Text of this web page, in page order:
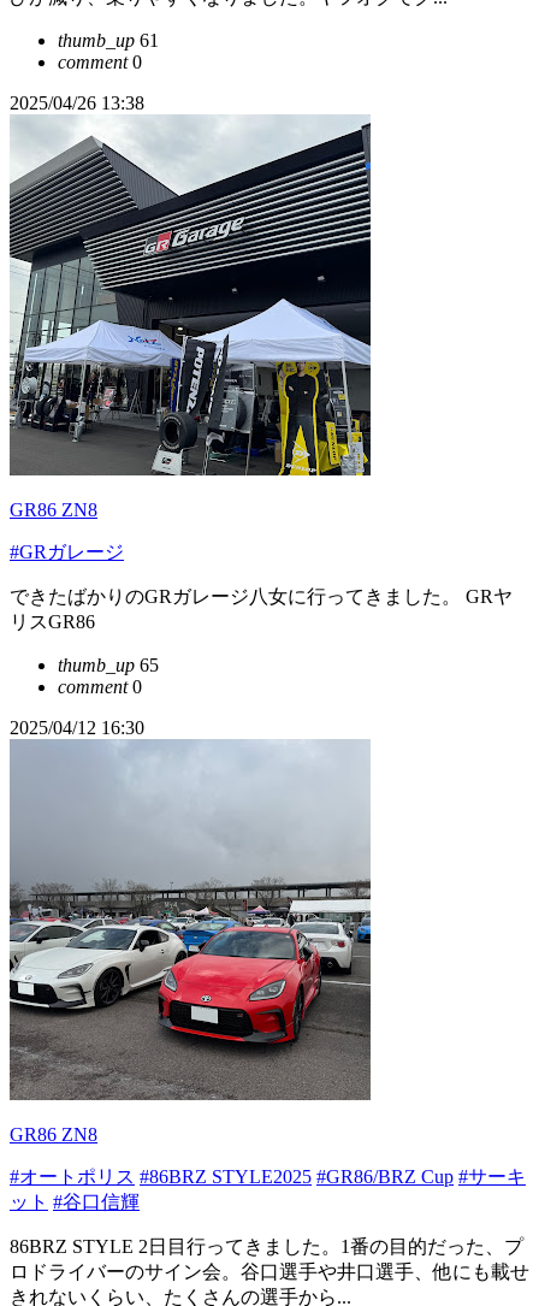
thumb_up 61
comment0
2025/04/26 13:38
GR86 ZN8
#GRガレージ
できたばかりのGRガレージ八女に行ってきました。 GRヤ
リスGR86
thumb_up 65
comment0
2025/04/12 16:30
GR86 ZN8
#オートポリス #86BRZ STYLE2025 #GR86/BRZ Cup #サーキ
ット #谷口信輝
86BRZ STYLE 2日目行ってきました。1番の目的だった、プ
ロドライバーのサイン会。谷口選手や井口選手、他にも載せ
きれないくらい、たくさんの選手から...